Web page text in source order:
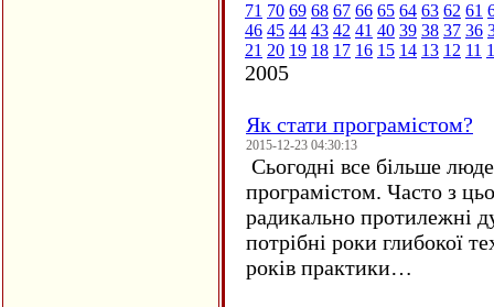
71 70 69 68 67 66 65 64 63 62 61
46 45 44 43 42 41 40 39 38 37 36
21 20 19 18 17 16 15 14 13 12 11
2005
Як стати програмістом?
2015-12-23 04:30:13
Сьогодні все більше
програмістом. Часто з
радикально протилежні
потрібні роки глибокої
років практики…